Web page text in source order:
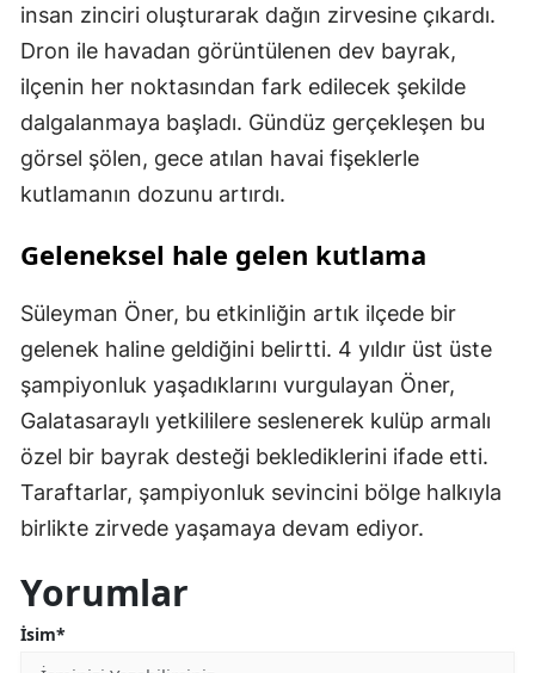
insan zinciri oluşturarak dağın zirvesine çıkardı.
Dron ile havadan görüntülenen dev bayrak,
ilçenin her noktasından fark edilecek şekilde
dalgalanmaya başladı. Gündüz gerçekleşen bu
görsel şölen, gece atılan havai fişeklerle
kutlamanın dozunu artırdı.
Geleneksel hale gelen kutlama
Süleyman Öner, bu etkinliğin artık ilçede bir
gelenek haline geldiğini belirtti. 4 yıldır üst üste
şampiyonluk yaşadıklarını vurgulayan Öner,
Galatasaraylı yetkililere seslenerek kulüp armalı
özel bir bayrak desteği beklediklerini ifade etti.
Taraftarlar, şampiyonluk sevincini bölge halkıyla
birlikte zirvede yaşamaya devam ediyor.
Yorumlar
İsim*